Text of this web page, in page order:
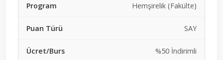
Hemşirelik (Fakülte)
SAY
%50 İndirimli